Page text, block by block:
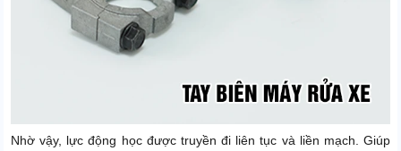
Nhờ vậy, lực động học được truyền đi liên tục và liền mạch. Giúp